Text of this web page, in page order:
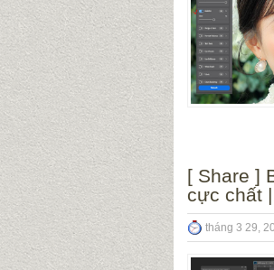
[ Share ]
cực chất
tháng 3 29,